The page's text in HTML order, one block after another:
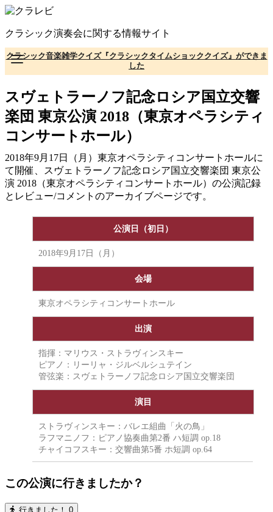
コ
テ
ン
ツ
へ
動
クラシック演奏会に関する情報サイト
クラシック音楽雑学クイズ『クラシックタイムショッククイズ』ができま
した
スヴェトラーノフ記念ロシア国立交響
楽団 東京公演 2018（東京オペラシティ
コンサートホール）
2018年9月17日（月）東京オペラシティコンサートホールに
て開催、スヴェトラーノフ記念ロシア国立交響楽団 東京公
演 2018（東京オペラシティコンサートホール）の公演記録
とレビュー/コメントのアーカイブページです。
公演日（初日）
2018年9月17日（月）
会場
東京オペラシティコンサートホール
出演
指揮：マリウス・ストラヴィンスキー
ピアノ：リーリャ・ジルベルシュテイン
管弦楽：スヴェトラーノフ記念ロシア国立交響楽団
演目
ストラヴィンスキー：バレエ組曲「火の鳥」
ラフマニノフ：ピアノ協奏曲第2番 ハ短調 op.18
チャイコフスキー：交響曲第5番 ホ短調 op.64
この公演に行きましたか？
行きました！ 0